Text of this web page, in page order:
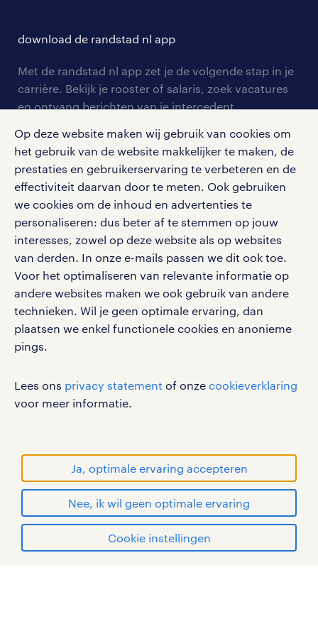
Op deze website maken wij gebruik van cookies om
het gebruik van de website makkelijker te maken, de
prestaties en gebruikerservaring te verbeteren en de
effectiviteit daarvan door te meten. Ook gebruiken
we cookies om de inhoud en advertenties te
personaliseren: dus beter af te stemmen op jouw
interesses, zowel op deze website als op websites
van derden. In onze e-mails passen we dit ook toe.
Voor het optimaliseren van relevante informatie op
andere websites maken we ook gebruik van andere
technieken. Wil je geen optimale ervaring, dan
plaatsen we enkel functionele cookies en anonieme
pings.
Lees ons privacy statement of onze cookieverklaring
voor meer informatie.
Ja, optimale ervaring accepteren
Nee, ik wil geen optimale ervaring
Cookie instellingen
solliciteren
tarieven
personeel gezocht
aanmelden nieuwsbrief
solliciteren
blogs en artikelen
bruto-netto calculator
onze vestigingen
pers
klachten en misstanden
download de randstad nl app
Met de randstad nl app zet je de volgende stap in je
carrière. Bekijk je rooster of salaris, zoek vacatures
en ontvang berichten van je intercedent.
apple app store
google play store
social media
Volg ons voor de leukste content omtrent
vacatures, solliciteren en inspiratie.
gebruikersvoorwaarden
disclaimer
sitemap
RANDSTAD, HUMAN FORWARD en SHAPING THE
WORLD OF WORK zijn geregistreerde
handelsmerken van Randstad N.V.